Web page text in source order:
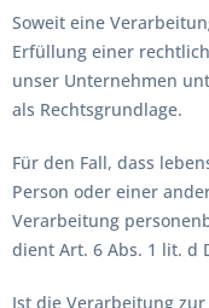
Soweit eine
Erfüllung einer
unser Unternehmen
als Rechtsgrundlage.
Für den Fall, dass
Person oder einer
Verarbeitung
dient Art. 6 Abs. 1 lit. d
Ist die Verarbeitung